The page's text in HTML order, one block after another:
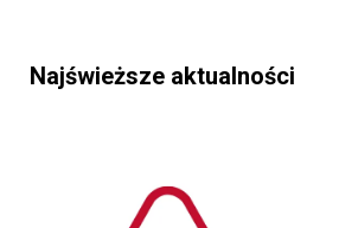
Najświeższe aktualności